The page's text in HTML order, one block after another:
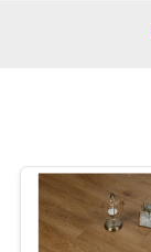
TEKLIF